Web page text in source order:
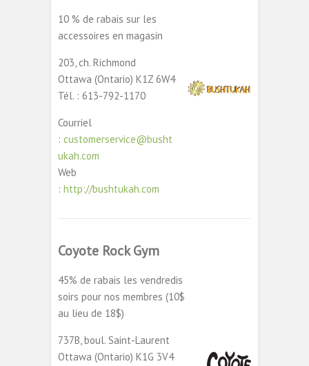
10 % de rabais sur les
accessoires en magasin
203, ch. Richmond
Ottawa (Ontario) K1Z 6W4
Tél. : 613-792-1170
Courriel
: customerservice@busht
ukah.com
Web
: http://bushtukah.com
Coyote Rock Gym
45% de rabais les vendredis
soirs pour nos membres (10$
au lieu de 18$)
737B, boul. Saint-Laurent
Ottawa (Ontario) K1G 3V4